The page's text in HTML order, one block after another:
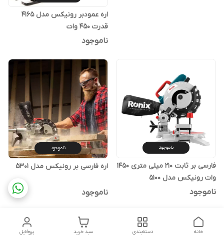
اره عمودبر رونیکس مدل 4165
قدرت ۴۵۰ وات
ناموجود
ناموجود
فارسی بر ثابت 210 میلی متری 1450
وات رونیکس مدل 5100
ناموجود
ناموجود
اره فارسی بر رونیکس مدل 5301
ناموجود
پروفایل سبد خرید دسته‌بندی خانه